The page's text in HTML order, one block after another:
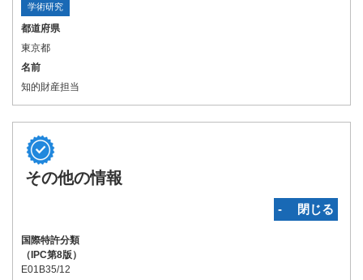
学術研究
都道府県
東京都
名前
知的財産担当
その他の情報
‐ 閉じる
国際特許分類
（IPC第8版）
E01B35/12